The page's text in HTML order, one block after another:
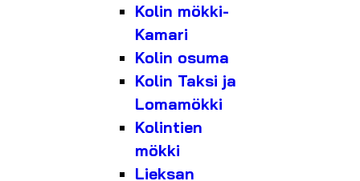
Kolin mökki-
Kamari
Kolin osuma
Kolin Taksi ja
Lomamökki
Kolintien
mökki
Lieksan